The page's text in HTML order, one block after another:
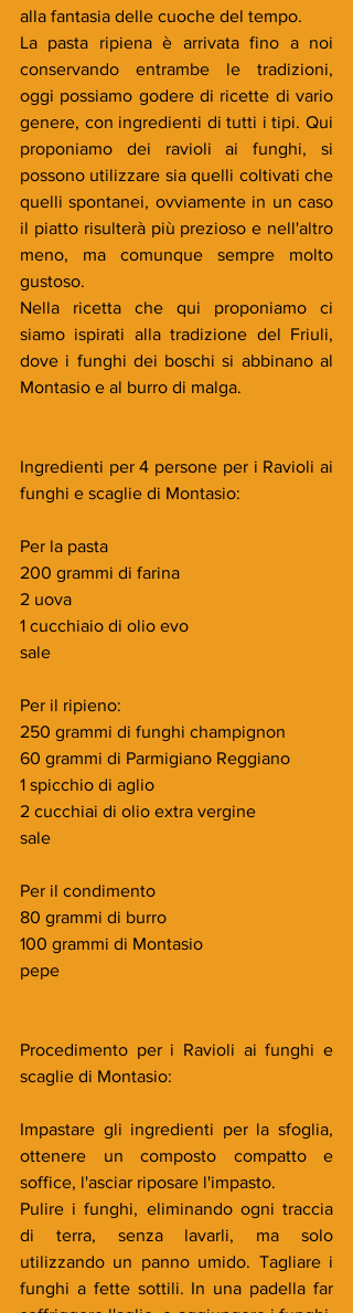
alla fantasia delle cuoche del tempo.
La pasta ripiena è arrivata fino a noi
conservando entrambe le tradizioni,
oggi possiamo godere di ricette di vario
genere, con ingredienti di tutti i tipi. Qui
proponiamo dei ravioli ai funghi, si
possono utilizzare sia quelli coltivati che
quelli spontanei, ovviamente in un caso
il piatto risulterà più prezioso e nell'altro
meno, ma comunque sempre molto
gustoso.
Nella ricetta che qui proponiamo ci
siamo ispirati alla tradizione del Friuli,
dove i funghi dei boschi si abbinano al
Montasio e al burro di malga.
Ingredienti per 4 persone per i Ravioli ai
funghi e scaglie di Montasio:
Per la pasta
200 grammi di farina
2 uova
1 cucchiaio di olio evo
sale
Per il ripieno:
250 grammi di funghi champignon
60 grammi di Parmigiano Reggiano
1 spicchio di aglio
2 cucchiai di olio extra vergine
sale
Per il condimento
80 grammi di burro
100 grammi di Montasio
pepe
Procedimento per i Ravioli ai funghi e
scaglie di Montasio:
Impastare gli ingredienti per la sfoglia,
ottenere un composto compatto e
soffice, l'asciar riposare l'impasto.
Pulire i funghi, eliminando ogni traccia
di terra, senza lavarli, ma solo
utilizzando un panno umido. Tagliare i
funghi a fette sottili. In una padella far